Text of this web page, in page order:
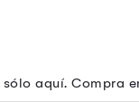
aquí. Compra